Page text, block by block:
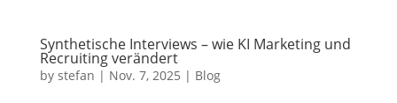
Synthetische Interviews – wie KI Marketing und
Recruiting verändert
by stefan | Nov. 7, 2025 | Blog